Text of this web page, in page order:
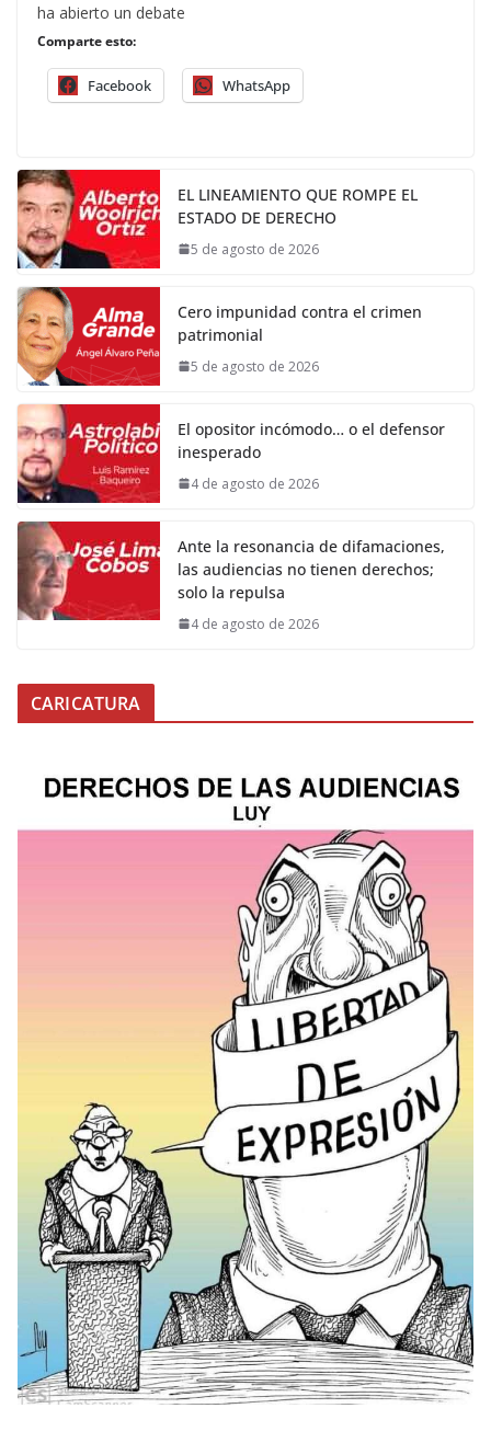
ha abierto un debate
Comparte esto:
Facebook WhatsApp
EL LINEAMIENTO QUE ROMPE EL
ESTADO DE DERECHO
5 de agosto de 2026
Cero impunidad contra el crimen
patrimonial
5 de agosto de 2026
El opositor incómodo… o el defensor
inesperado
4 de agosto de 2026
Ante la resonancia de difamaciones,
las audiencias no tienen derechos;
solo la repulsa
4 de agosto de 2026
CARICATURA